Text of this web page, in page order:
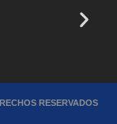
RESERVADOS